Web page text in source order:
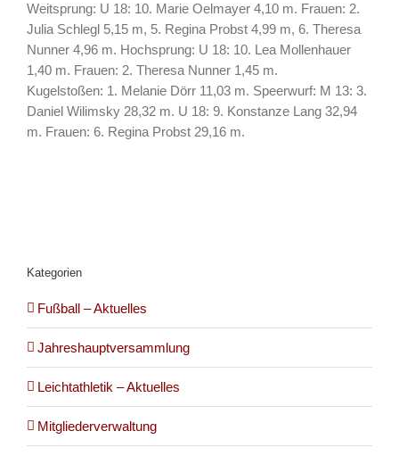
Weitsprung: U 18: 10. Marie Oelmayer 4,10 m. Frauen: 2.
Julia Schlegl 5,15 m, 5. Regina Probst 4,99 m, 6. Theresa
Nunner 4,96 m. Hochsprung: U 18: 10. Lea Mollenhauer
1,40 m. Frauen: 2. Theresa Nunner 1,45 m.
Kugelstoßen: 1. Melanie Dörr 11,03 m. Speerwurf: M 13: 3.
Daniel Wilimsky 28,32 m. U 18: 9. Konstanze Lang 32,94
m. Frauen: 6. Regina Probst 29,16 m.
Kategorien
Fußball – Aktuelles
Jahreshauptversammlung
Leichtathletik – Aktuelles
Mitgliederverwaltung